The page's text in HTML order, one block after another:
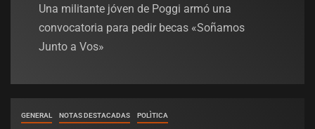
Una militante jóven de Poggi armó una
convocatoria para pedir becas «Soñamos
Junto a Vos»
GENERAL NOTAS DESTACADAS POLÌTICA